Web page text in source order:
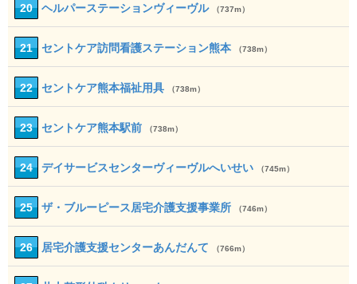
20 ヘルパーステーションヴィーヴル （737m）
21 セントケア訪問看護ステーション熊本 （738m）
22 セントケア熊本福祉用具 （738m）
23 セントケア熊本駅前 （738m）
24 デイサービスセンターヴィーヴルへいせい （745m）
25 ザ・ブルーピース居宅介護支援事業所 （746m）
26 居宅介護支援センターあんだんて （766m）